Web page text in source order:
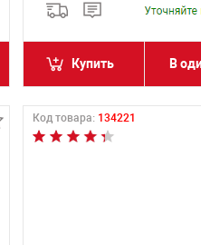
Купить В
Код товара: 134221